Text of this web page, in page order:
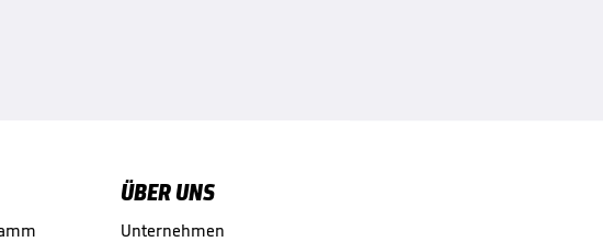
ÜBER UNS
Unternehmen